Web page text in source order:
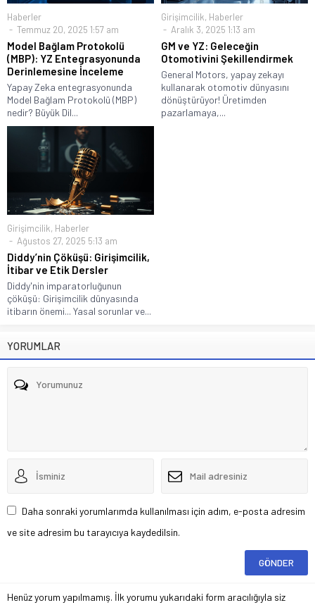
Haberler
Temmuz 20, 2025 1:57 am
Model Bağlam Protokolü
(MBP): YZ Entegrasyonunda
Derinlemesine İnceleme
Yapay Zeka entegrasyonunda
Model Bağlam Protokolü (MBP)
nedir? Büyük Dil...
Girişimcilik, Haberler
Aralık 3, 2025 1:13 am
GM ve YZ: Geleceğin
Otomotivini Şekillendirmek
General Motors, yapay zekayı
kullanarak otomotiv dünyasını
dönüştürüyor! Üretimden
pazarlamaya,...
Girişimcilik, Haberler
Ağustos 27, 2025 5:13 am
Diddy’nin Çöküşü: Girişimcilik,
İtibar ve Etik Dersler
Diddy'nin imparatorluğunun
çöküşü: Girişimcilik dünyasında
itibarın önemi... Yasal sorunlar ve...
YORUMLAR
Daha sonraki yorumlarımda kullanılması için adım, e-posta adresim
ve site adresim bu tarayıcıya kaydedilsin.
Henüz yorum yapılmamış. İlk yorumu yukarıdaki form aracılığıyla siz